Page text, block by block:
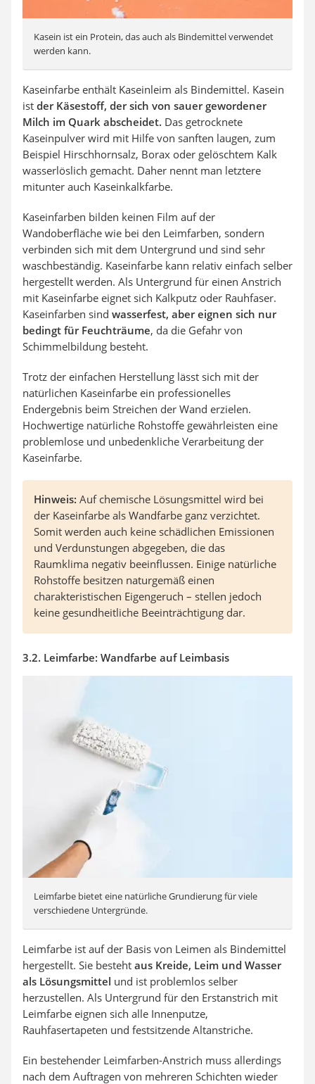
Kasein ist ein Protein, das auch als Bindemittel verwendet
werden kann.
Kaseinfarbe enthält Kaseinleim als Bindemittel. Kasein
ist der Käsestoff, der sich von sauer gewordener
Milch im Quark abscheidet. Das getrocknete
Kaseinpulver wird mit Hilfe von sanften laugen, zum
Beispiel Hirschhornsalz, Borax oder gelöschtem Kalk
wasserlöslich gemacht. Daher nennt man letztere
mitunter auch Kaseinkalkfarbe.
Kaseinfarben bilden keinen Film auf der
Wandoberfläche wie bei den Leimfarben, sondern
verbinden sich mit dem Untergrund und sind sehr
waschbeständig. Kaseinfarbe kann relativ einfach selber
hergestellt werden. Als Untergrund für einen Anstrich
mit Kaseinfarbe eignet sich Kalkputz oder Rauhfaser.
Kaseinfarben sind wasserfest, aber eignen sich nur
bedingt für Feuchträume, da die Gefahr von
Schimmelbildung besteht.
Trotz der einfachen Herstellung lässt sich mit der
natürlichen Kaseinfarbe ein professionelles
Endergebnis beim Streichen der Wand erzielen.
Hochwertige natürliche Rohstoffe gewährleisten eine
problemlose und unbedenkliche Verarbeitung der
Kaseinfarbe.
Hinweis: Auf chemische Lösungsmittel wird bei
der Kaseinfarbe als Wandfarbe ganz verzichtet.
Somit werden auch keine schädlichen Emissionen
und Verdunstungen abgegeben, die das
Raumklima negativ beeinflussen. Einige natürliche
Rohstoffe besitzen naturgemäß einen
charakteristischen Eigengeruch – stellen jedoch
keine gesundheitliche Beeinträchtigung dar.
3.2. Leimfarbe: Wandfarbe auf Leimbasis
Leimfarbe bietet eine natürliche Grundierung für viele
verschiedene Untergründe.
Leimfarbe ist auf der Basis von Leimen als Bindemittel
hergestellt. Sie besteht aus Kreide, Leim und Wasser
als Lösungsmittel und ist problemlos selber
herzustellen. Als Untergrund für den Erstanstrich mit
Leimfarbe eignen sich alle Innenputze,
Rauhfasertapeten und festsitzende Altanstriche.
Ein bestehender Leimfarben-Anstrich muss allerdings
nach dem Auftragen von mehreren Schichten wieder